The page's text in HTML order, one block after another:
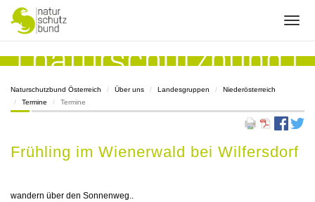
Naturschutzbund Österreich Über uns Landesgruppen
Niederösterreich
Termine
Termine
Frühling im Wienerwald bei Wilfersdorf
wandern über den Sonnenweg..